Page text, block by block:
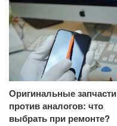
Оригинальные запчасти
против аналогов: что
выбрать при ремонте?